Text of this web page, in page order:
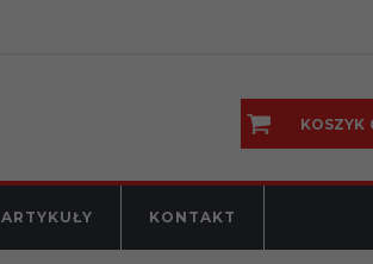
KOSZYK
ARTYKUŁY KONTAKT